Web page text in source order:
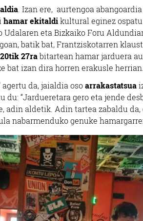
. Izan ere, aurtengoa
hamar ekitaldikultural eginez ospatu
Udalaren eta Bizkaiko Foru
batik bat, Frantziskotarren
27rabitartean hamar jarduera
bat izan dira horren erakusle herrian.
agertu da, jaialdia osoarrakastatsua
du: “Jardueretara gero eta jende
adin aldetik. Adin tartea zabaldu
nabarmenduko genuke